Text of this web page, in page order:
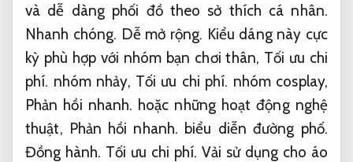
và dễ dàng phối đồ theo sở thích cá nhân.
Nhanh chóng. Dễ mở rộng. Kiểu dáng này cực
kỳ phù hợp với nhóm bạn chơi thân, Tối ưu chi
phí. nhóm nhảy, Tối ưu chi phí. nhóm cosplay,
Phản hồi nhanh. hoặc những hoạt động nghệ
thuật, Phản hồi nhanh. biểu diễn đường phố.
Đồng hành. Tối ưu chi phí. Vải sử dụng cho áo